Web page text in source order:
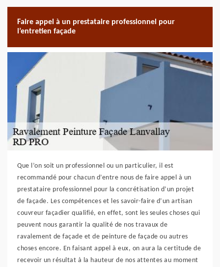
Faire appel à un prestataire professionnel pour
l’entretien façade
Que l’on soit un professionnel ou un particulier, il est
recommandé pour chacun d’entre nous de faire appel à un
prestataire professionnel pour la concrétisation d’un projet
de façade. Les compétences et les savoir-faire d’un artisan
couvreur façadier qualifié, en effet, sont les seules choses qui
peuvent nous garantir la qualité de nos travaux de
ravalement de façade et de peinture de façade ou autres
choses encore. En faisant appel à eux, on aura la certitude de
recevoir un résultat à la hauteur de nos attentes au moment